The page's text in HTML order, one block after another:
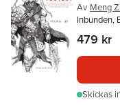
Av Meng Zi
Inbunden,
479 kr
Skickas